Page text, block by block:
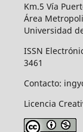
Km.5 Vía
Área
Universidad
ISSN
3461
Contacto:
Licencia